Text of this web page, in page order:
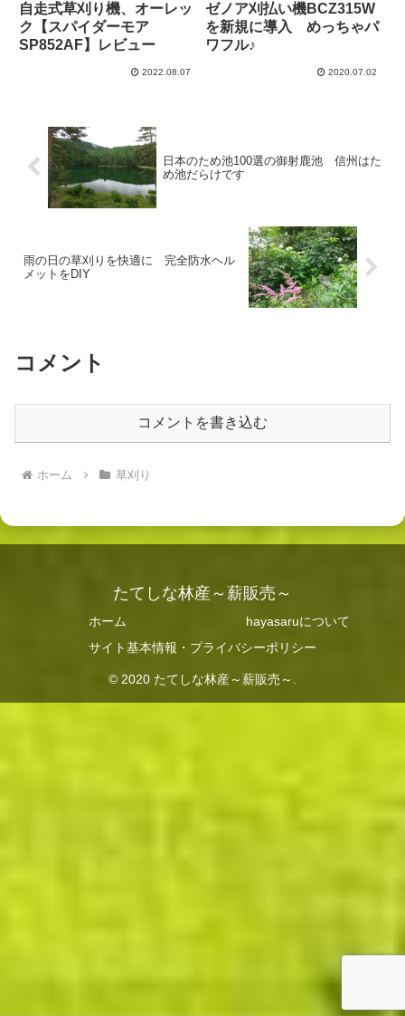
自走式草刈り機、オーレッ
ク【スパイダーモア
SP852AF】レビュー
2022.08.07
ゼノア刈払い機BCZ315W
を新規に導入 めっちゃパ
ワフル♪
2020.07.02
日本のため池100選の御射鹿池 信州はた
め池だらけです
雨の日の草刈りを快適に 完全防水ヘル
メットをDIY
コメント
コメントを書き込む
ホーム 草刈り
たてしな林産～薪販売～
ホーム
hayasaruについて
サイト基本情報・プライバシーポリシー
© 2020 たてしな林産～薪販売～.